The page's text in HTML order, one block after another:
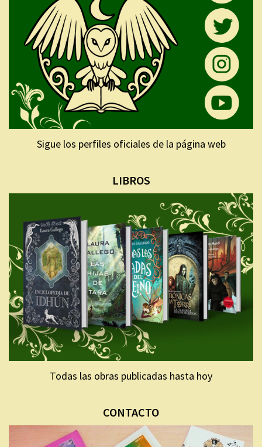
Sigue los perfiles oficiales de la página web
LIBROS
Todas las obras publicadas hasta hoy
CONTACTO